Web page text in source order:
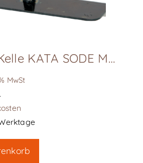
90-Grad-Kelle KATA SODE MENBIKI GOTE – 181-40090
MwSt